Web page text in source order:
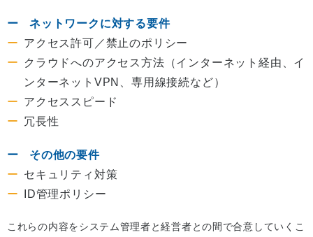
ネットワークに対する要件
アクセス許可／禁止のポリシー
クラウドへのアクセス方法（インターネット経由、イ
ンターネットVPN、専用線接続など）
アクセススピード
冗長性
その他の要件
セキュリティ対策
ID管理ポリシー
これらの内容をシステム管理者と経営者との間で合意していくこ